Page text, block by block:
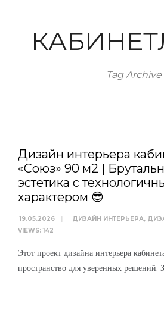
Tag Archive
Дизайн интерьера
«Союз» 90 м2 |
эстетика с
характером 😎
19.05.2026 | ДИЗАЙН ИНТЕРЬЕРА,
VIEWS: 142
Этот проект дизайна интерьера
пространство для уверенных решений.